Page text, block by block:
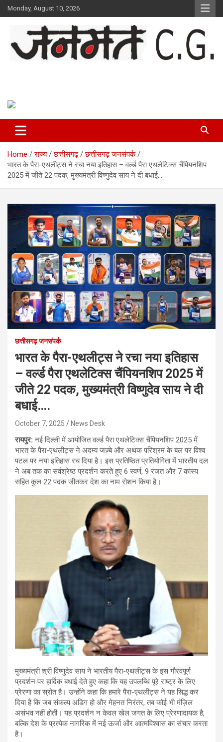
Skip
to
Monday, August 10, 2026
Home राज्य छत्तीसगढ़
छत्तीसगढ़ जनसंपर्क
भारत के पैरा-एथलीट्स ने रचा नया इतिहास – वर्ल्ड पैरा एथलेटिक्स चैंपियनशिप
2025 में जीते 22 पदक, मुख्यमंत्री विष्णुदेव साय ने दी बधाई….
छत्तीसगढ़ जनसंपर्क
भारत के पैरा-एथलीट्स ने रचा नया इतिहास
– वर्ल्ड पैरा एथलेटिक्स चैंपियनशिप 2025 में
जीते 22 पदक, मुख्यमंत्री विष्णुदेव साय ने दी
बधाई….
October 7, 2025 News Desk
रायपुर:नई दिल्ली में आयोजित वर्ल्ड पैरा एथलेटिक्स चैंपियनशिप 2025 में
भारत के पैरा-एथलीट्स ने अदम्य जज़्बे और अथक परिश्रम के बल पर विश्व
पटल पर नया इतिहास रच दिया है। इस प्रतिष्ठित प्रतियोगिता में भारतीय दल
ने अब तक का सर्वश्रेष्ठ प्रदर्शन करते हुए 6 स्वर्ण, 9 रजत और 7 कांस्य
सहित कुल 22 पदक जीतकर देश का नाम रोशन किया है।
मुख्यमंत्री श्री विष्णुदेव साय ने भारतीय पैरा-एथलीट्स के इस गौरवपूर्ण
प्रदर्शन पर हार्दिक बधाई देते हुए कहा कि यह उपलब्धि पूरे राष्ट्र के लिए
प्रेरणा का स्रोत है। उन्होंने कहा कि हमारे पैरा-एथलीट्स ने यह सिद्ध कर
दिया है कि जब संकल्प अडिग हो और मेहनत निरंतर, तब कोई भी मंज़िल
असंभव नहीं होती। यह प्रदर्शन न केवल खेल जगत के लिए प्रेरणादायक है,
बल्कि देश के प्रत्येक नागरिक में नई ऊर्जा और आत्मविश्वास का संचार करता
है।